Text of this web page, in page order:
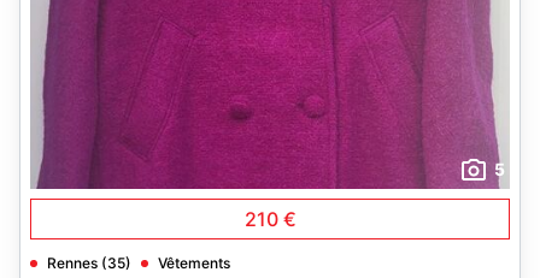
5
210 €
Rennes (35) Vêtements